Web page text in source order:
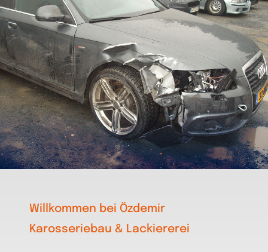
Willkommen bei Özdemir
Karosseriebau & Lackiererei